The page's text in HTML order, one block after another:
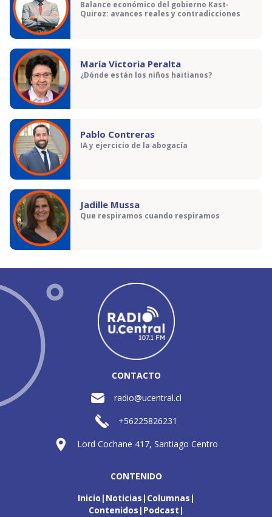
Balance económico del gobierno Kast-
Quiroz: avances reales y contradicciones
María Victoria Peralta
¿Dónde están los niños haitianos?
Pablo Contreras
IA y ejercicio de la abogacía
Jadille Mussa
Que respiramos cuando respiramos
CONTACTO
radio@ucentral.cl
+56225826231
Lord Cochane 417, Santiago Centro
CONTENIDO
Inicio Noticias Columnas
Contenidos Podcast